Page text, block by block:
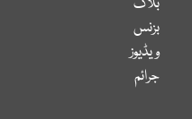
بلاگ
بزنس
ویڈیوز
جرائم